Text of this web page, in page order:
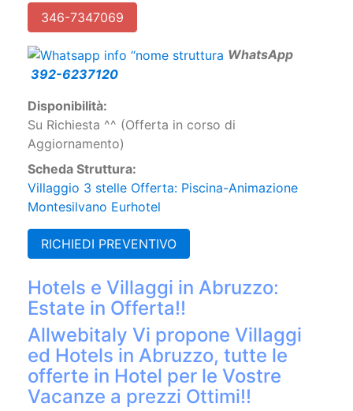
346-7347069
WhatsApp
392-6237120
Disponibilità:
Su Richiesta ^^ (Offerta in corso di
Aggiornamento)
Scheda Struttura:
Villaggio 3 stelle Offerta: Piscina-Animazione
Montesilvano Eurhotel
RICHIEDI PREVENTIVO
Hotels e Villaggi in Abruzzo:
Estate in Offerta!!
Allwebitaly Vi propone Villaggi
ed Hotels in Abruzzo, tutte le
offerte in Hotel per le Vostre
Vacanze a prezzi Ottimi!!